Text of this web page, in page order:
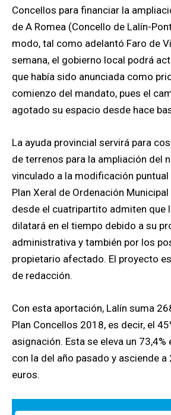
Concellos para financiar la
de A Romea (Concello de Lalín-
modo, tal como adelantó Faro de
semana, el gobierno local podrá
que había sido anunciada como
comienzo del mandato, pues el
agotado su espacio desde hace
La ayuda provincial servirá para
de terrenos para la ampliación del
vinculado a la modificación
Plan Xeral de Ordenación Municipal
desde el cuatripartito admiten que
dilatará en el tiempo debido a su
administrativa y también por los
propietario afectado. El proyecto
de redacción.
Con esta aportación, Lalín suma
Plan Concellos 2018, es decir, el
asignación. Esta se eleva un
con la del año pasado y asciende
euros.